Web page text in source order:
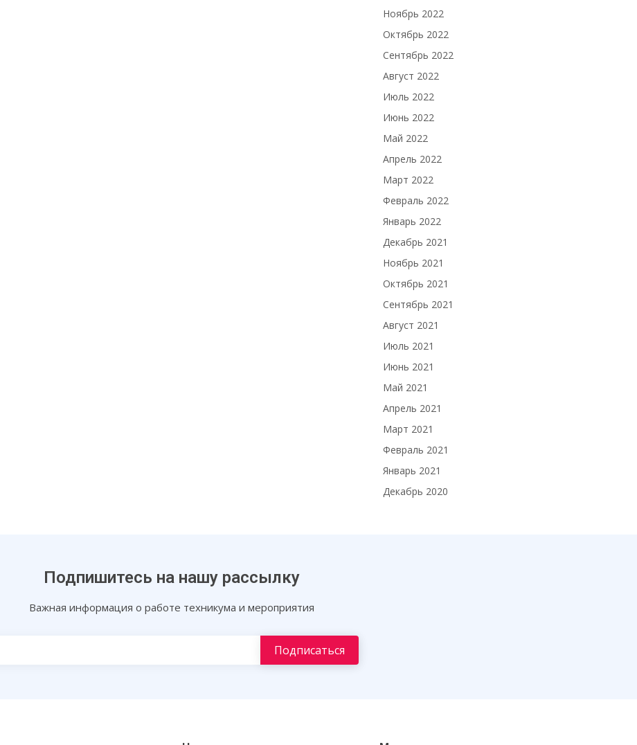
Ноябрь 2022
Октябрь 2022
Сентябрь 2022
Август 2022
Июль 2022
Июнь 2022
Май 2022
Апрель 2022
Март 2022
Февраль 2022
Январь 2022
Декабрь 2021
Ноябрь 2021
Октябрь 2021
Сентябрь 2021
Август 2021
Июль 2021
Июнь 2021
Май 2021
Апрель 2021
Март 2021
Февраль 2021
Январь 2021
Декабрь 2020
Подпишитесь на нашу рассылку
Важная информация о работе техникума и мероприятия